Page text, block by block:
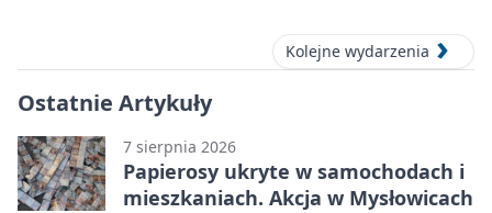
Kolejne wydarzenia
Ostatnie Artykuły
7 sierpnia 2026
Papierosy ukryte w samochodach i
mieszkaniach. Akcja w Mysłowicach